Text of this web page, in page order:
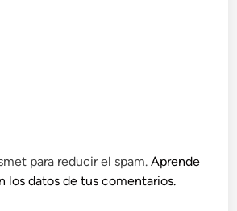
para reducir el spam.Aprende
los datos de tus comentarios.